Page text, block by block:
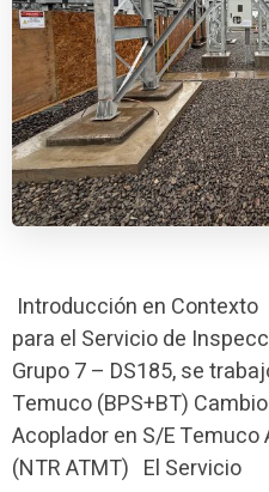
Introducción en
para el Servicio de
Grupo 7 – DS185, se
Temuco (BPS+BT)
Acoplador en S/E
(NTR ATMT) El Servicio